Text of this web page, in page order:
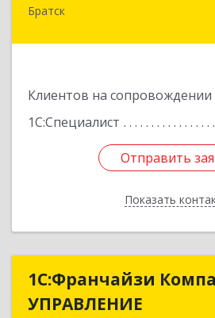
Братск
Клиентов на сопровождении
1С:Специалист
Отправить
Показать
Отправить
Назад
1С:Франчайзи
УПРАВЛЕНИЕ
1С:Франчайзи